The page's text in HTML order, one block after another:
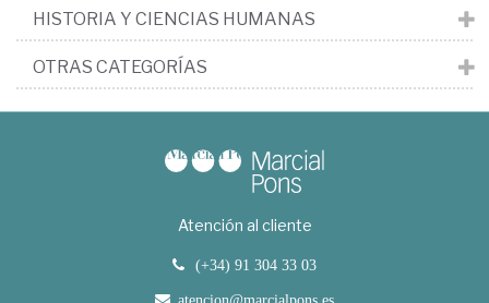
HISTORIA Y CIENCIAS HUMANAS
OTRAS CATEGORÍAS
Atención al cliente
(+34) 91 304 33 03
atencion@marcialpons.es